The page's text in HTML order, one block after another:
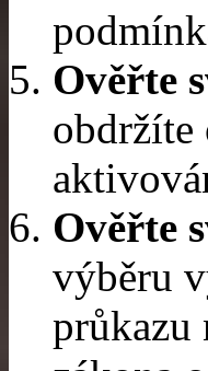
Ověřte
obdržíte
Ověřte
výběru
průkazu